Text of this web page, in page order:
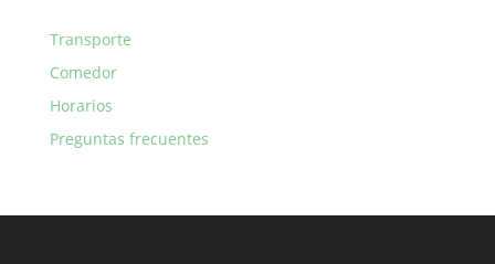
Transporte
Comedor
Horarios
Preguntas frecuentes